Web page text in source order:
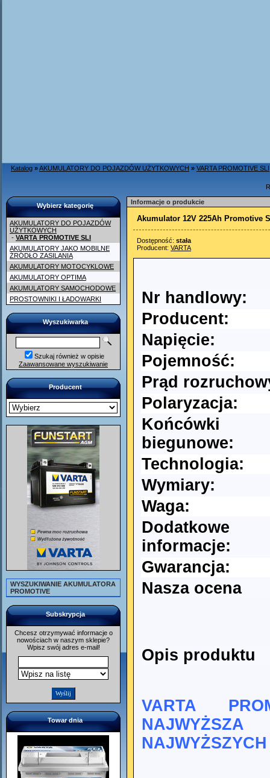
Katalog »AKUMULATORY DO POJAZDÓW UŻYTKOWYCH » VARTA PROMOTIVE SLI
Wybierz kategorię
AKUMULATORY DO POJAZDÓW
UŻYTKOWYCH
- VARTA PROMOTIVE SLI
AKUMULATORY JAKO MOBILNE
ŹRÓDŁO ZASILANIA
AKUMULATORY MOTOCYKLOWE
AKUMULATORY OPTIMA
AKUMULATORY SAMOCHODOWE
PROSTOWNIKI I ŁADOWARKI
Wyszukiwarka
Szukaj również w opisie
Zaawansowane wyszukiwanie
Producent
WYSZUKIWANIE AKUMULATORA
PROMOTIVE
Subskrypcja
Chcesz otrzymywać informacje o
nowościach w naszym sklepie?
Wpisz swój adres e-mail!
Towar dnia
Informacje o produkcie
Akumulator 12V 225Ah Promotive
Dostępność: stała
Producent: VARTA
Nr handlowy:
Producent:
Napięcie:
Pojemność:
Prąd
Polaryzacja:
Końcówki
biegunowe:
Technologia:
Wymiary:
Waga:
Dodatkowe
informacje:
Gwarancja:
Nasza ocena
Opis produktu
VARTA